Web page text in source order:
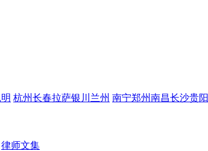
杭州长春拉萨银川 兰州 南宁郑州南昌长沙贵阳
律师文集